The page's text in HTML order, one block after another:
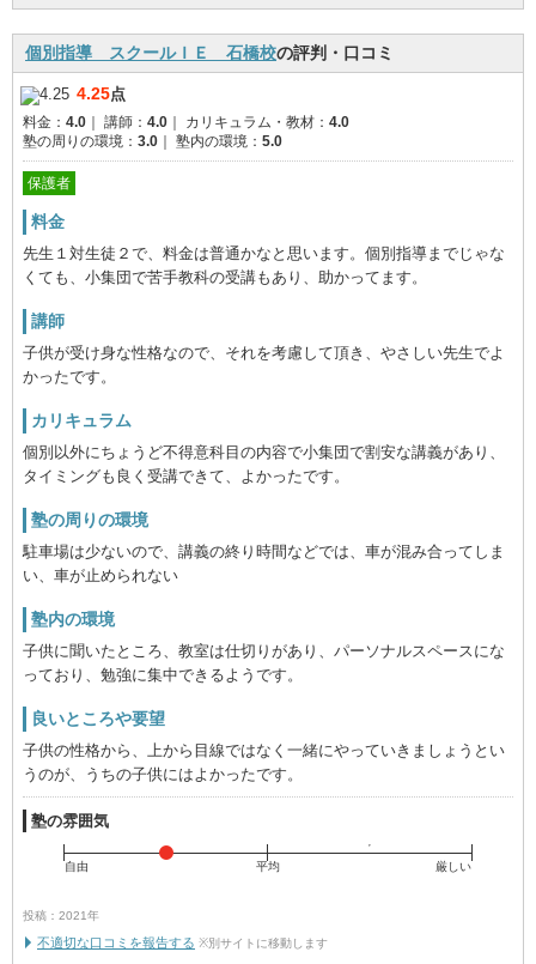
個別指導 スクールＩＥ 石橋校の評判・口コミ
4.25点
料金： 4.0 講師： 4.0 カリキュラム・教材： 4.0
塾の周りの環境： 3.0 塾内の環境： 5.0
保護者
料金
先生１対生徒２で、料金は普通かなと思います。個別指導までじゃな
くても、小集団で苦手教科の受講もあり、助かってます。
講師
子供が受け身な性格なので、それを考慮して頂き、やさしい先生でよ
かったです。
カリキュラム
個別以外にちょうど不得意科目の内容で小集団で割安な講義があり、
タイミングも良く受講できて、よかったです。
塾の周りの環境
駐車場は少ないので、講義の終り時間などでは、車が混み合ってしま
い、車が止められない
塾内の環境
子供に聞いたところ、教室は仕切りがあり、パーソナルスペースにな
っており、勉強に集中できるようです。
良いところや要望
子供の性格から、上から目線ではなく一緒にやっていきましょうとい
うのが、うちの子供にはよかったです。
塾の雰囲気
自由 平均 厳しい
投稿：2021年
不適切な口コミを報告する ※別サイトに移動します